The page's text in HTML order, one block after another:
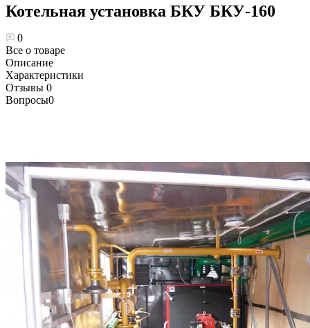
Котельная установка БКУ БКУ-160
0
Все о товаре
Описание
Характеристики
Отзывы 0
Вопросы0